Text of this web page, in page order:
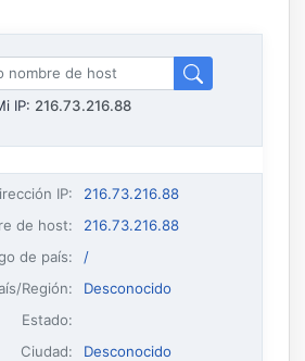
IP: 216.73.216.88
IP:
216.73.216.88
de host:
216.73.216.88
de país:
/
Región:
Desconocido
Estado:
Ciudad:
Desconocido